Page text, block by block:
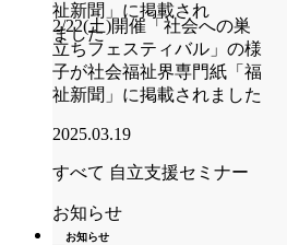
2/22(土)開催「社会への巣
立ちフェスティバル」の様
子が社会福祉界専門紙「福
祉新聞」に掲載されました
2025.03.19
すべて 自立支援セミナー
お知らせ
お知らせ